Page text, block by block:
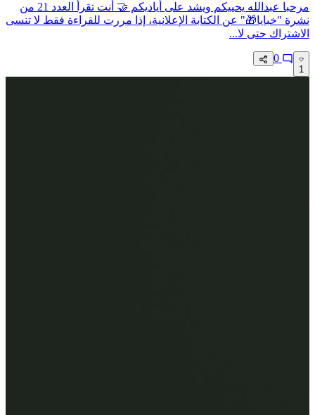
مرحبا عبدالله يحييكم ويشد على أياديكم 🤝 أنت تقرأ العدد 21 من
نشرة "خبايا🎁" عن الكتابة الإعلانية، إذا مررت للقراءة فقط لا تنسى
الاشتراك حتى لا...
1